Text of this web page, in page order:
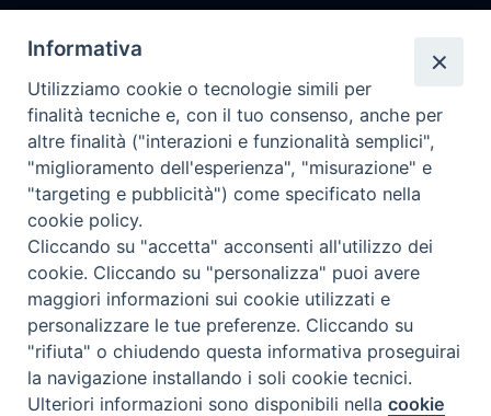
Contatti
email: redazione@nuovodialogo.com
marketing@nuovodialogo.com
tel: 0994525780
tel 2:
Newsletter
Iscriviti alla nostra newsletter
Preferenze Cookie
Informativa
Utilizziamo cookie o tecnologie simili per
finalità tecniche e, con il tuo consenso, anche per
altre finalità ("interazioni e funzionalità semplici",
"miglioramento dell'esperienza", "misurazione" e
"targeting e pubblicità") come specificato nella
cookie policy.
Cliccando su "accetta" acconsenti all'utilizzo dei
cookie. Cliccando su "personalizza" puoi avere
maggiori informazioni sui cookie utilizzati e
personalizzare le tue preferenze. Cliccando su
"rifiuta" o chiudendo questa informativa proseguirai
la navigazione installando i soli cookie tecnici.
Ulteriori informazioni sono disponibili nellacookie